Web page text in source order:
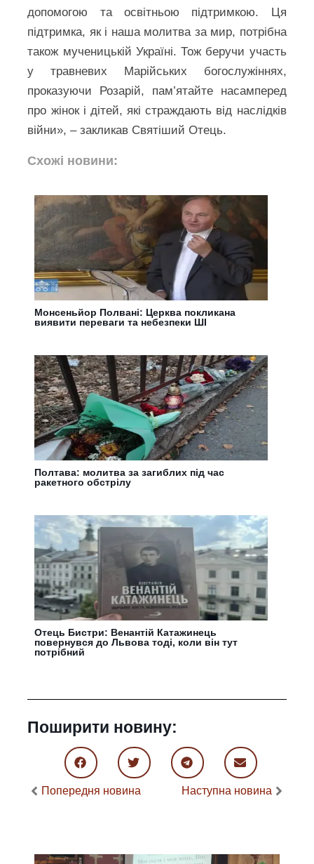
допомогою та освітньою підтримкою. Ця
підтримка, як і наша молитва за мир, потрібна
також мученицькій Україні. Тож беручи участь
у травневих Марійських богослужіннях,
проказуючи Розарій, пам’ятайте насамперед
про жінок і дітей, які страждають від наслідків
війни», – закликав Святіший Отець.
Схожі новини:
Монсеньйор Полвані: Церква покликана
виявити переваги та небезпеки ШІ
Полтава: молитва за загиблих під час
ракетного обстрілу
Отець Бистри: Венантій Катажинець
повернувся до Львова тоді, коли він тут
потрібний
Поширити новину:
Попередня новина Наступна новина